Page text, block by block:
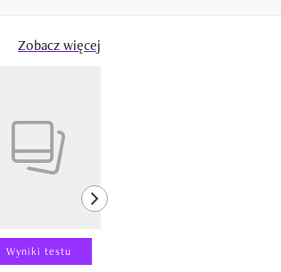
Zobacz więcej
Wyniki testu
next element